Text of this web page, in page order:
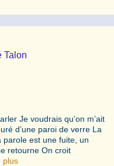
Talon
Je voudrais qu’on m’ait
d’une paroi de verre La
est une fuite, un
retourne On croit
plus